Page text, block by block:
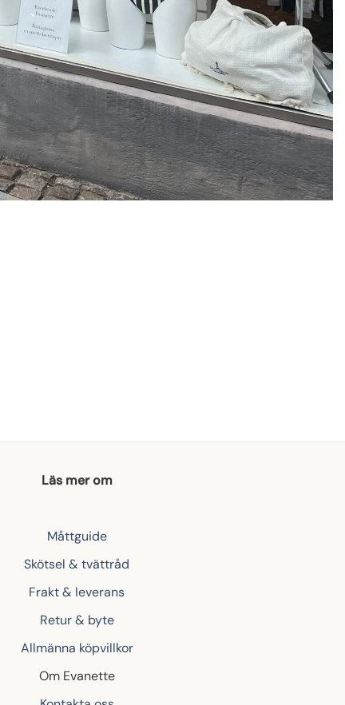
Läs mer om
Måttguide
Skötsel & tvättråd
Frakt & leverans
Retur & byte
Allmänna köpvillkor
Om Evanette